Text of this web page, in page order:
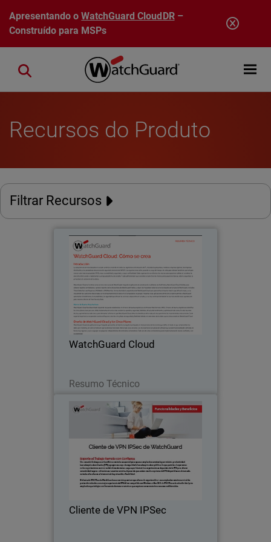
Pular para o conteúdo principal
Apresentando oWatchGuard CloudDR–
Construído para MSPs
Open
Close search
Recursos do Produto
Filtrar Recursos
Thumbnail
WatchGuard Cloud
Resumo Técnico
WatchGuard Cloud
WatchGuard Cloud y las aplicaciones
que hospeda aprovechan al máximo la
arquitectura basada en microservicios
de tres niveles que define el modo en
que se transmiten los datos por el
sistema, así como…
Thumbnail
Cliente de VPN IPSec
Cliente de VPN IPSec
El cliente de VPN IPSec de WatchGuard
es un servicio premium que ofrece a la
organización y a sus empleados
remotos un nivel de protección más alto